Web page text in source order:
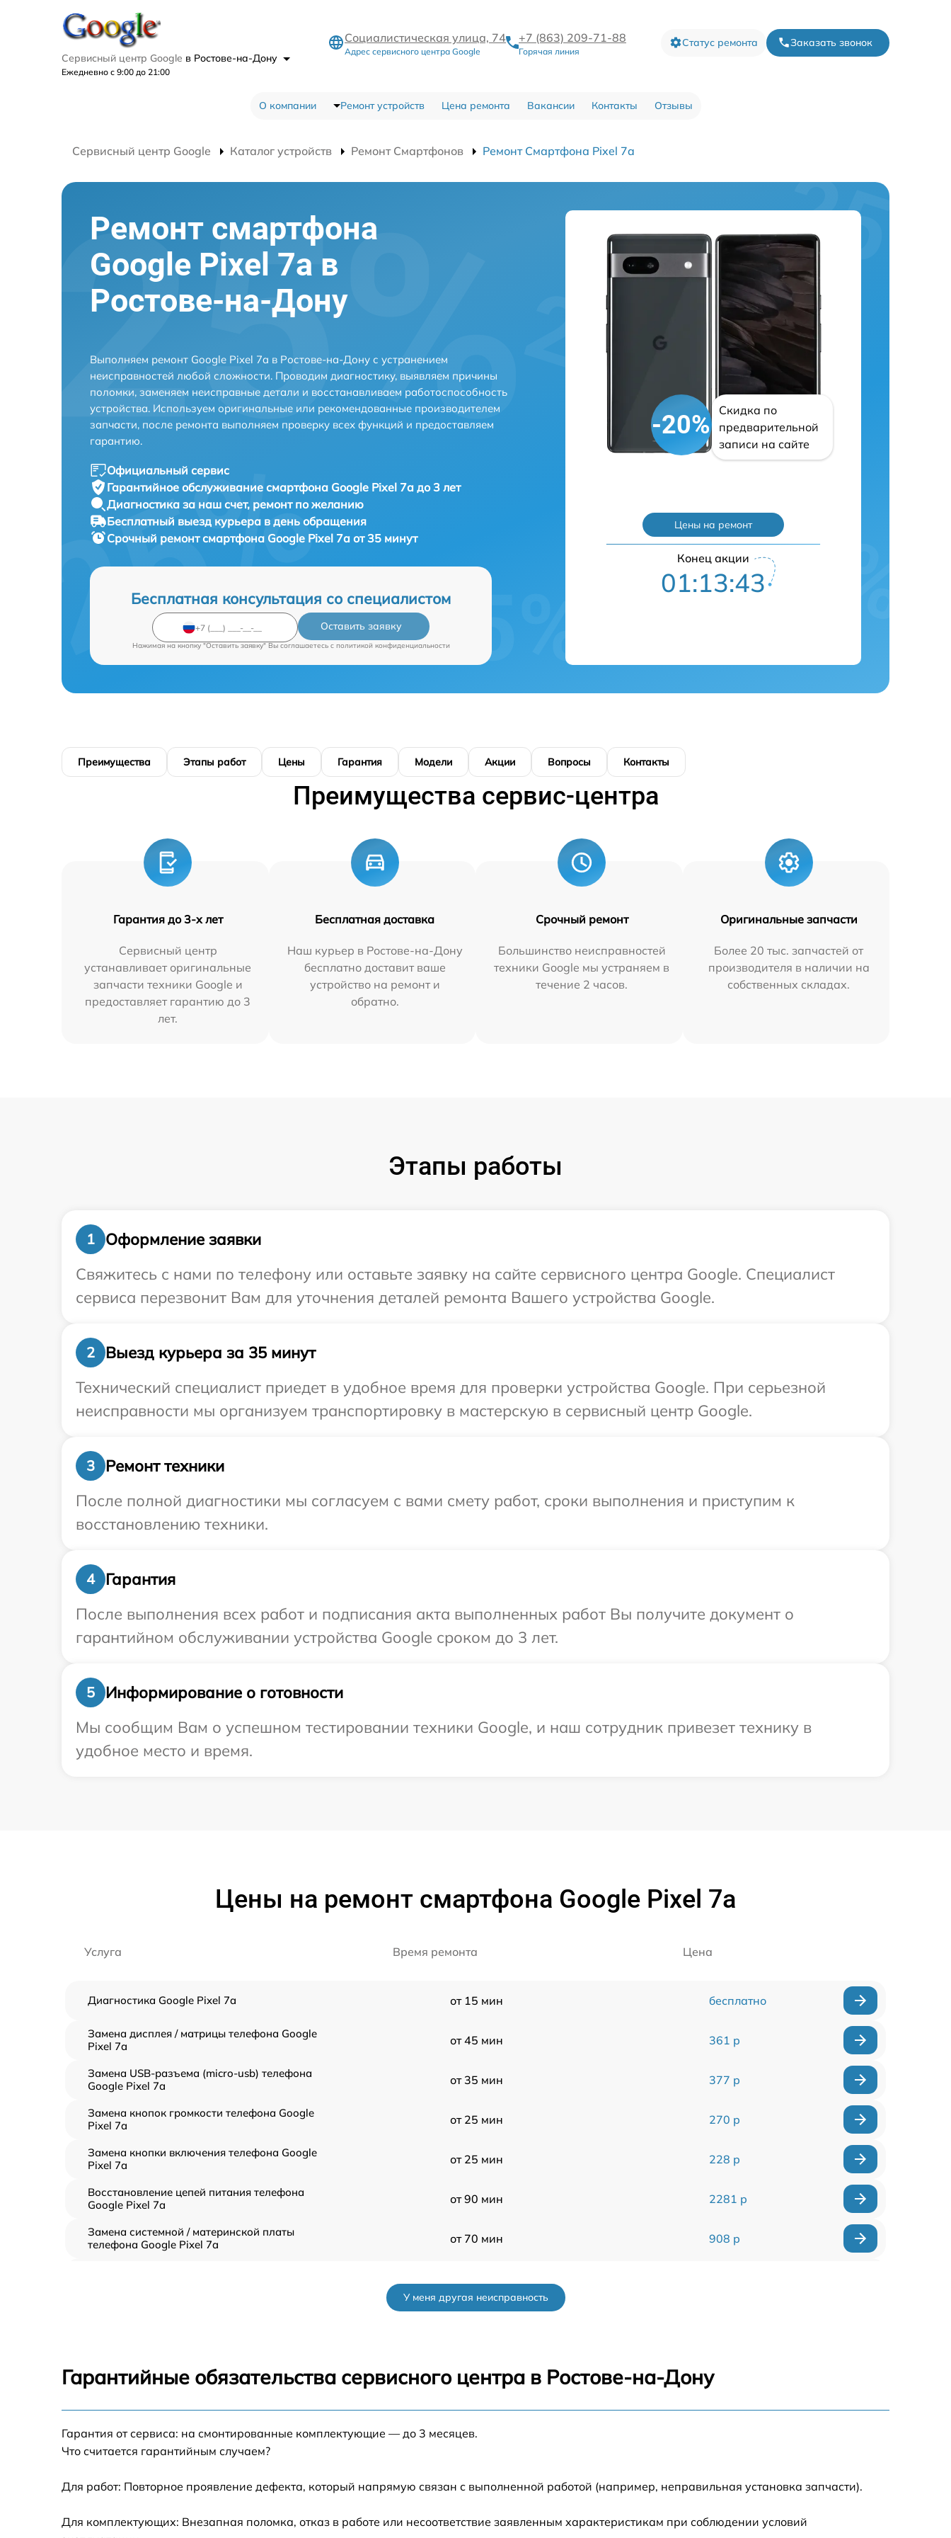
Сервисный центр Google в Ростове-на-Дону
Ежедневно с 9:00 до 21:00
Социалистическая улица, 74
Адрес сервисного центра Google
+7 (863) 209-71-88
Горячая линия
Статус ремонта Заказать звонок
О компании Ремонт устройств Цена ремонта Вакансии Контакты Отзывы
Сервисный центр Google Каталог устройств Ремонт Смартфонов Ремонт Смартфона Pixel 7a
Ремонт смартфона
Google Pixel 7a в
Ростове-на-Дону
Выполняем ремонт Google Pixel 7a в Ростове-на-Дону с устранением
неисправностей любой сложности. Проводим диагностику, выявляем причины
поломки, заменяем неисправные детали и восстанавливаем работоспособность
устройства. Используем оригинальные или рекомендованные производителем
запчасти, после ремонта выполняем проверку всех функций и предоставляем
гарантию.
Официальный сервис
Гарантийное обслуживание смартфона Google Pixel 7a до 3 лет
Диагностика за наш счет, ремонт по желанию
Бесплатный выезд курьера в день обращения
Срочный ремонтсмартфона Google Pixel 7a от 35 минут
Бесплатная консультация со специалистом
Оставить заявку
Нажимая на кнопку "Оставить заявку" Вы соглашаетесь c политикой конфиденциальности
-20%
Скидка по
предварительной
записи на сайте
Цены на ремонт
Конец акции
01:13:42
Преимущества Этапы работ Цены Гарантия Модели Акции Вопросы Контакты
Преимущества сервис-центра
Гарантия до 3-х лет
Сервисный центр
устанавливает оригинальные
запчасти техники Google и
предоставляет гарантию до 3
лет.
Бесплатная доставка
Наш курьер в Ростове-на-Дону
бесплатно доставит ваше
устройство на ремонт и
обратно.
Срочный ремонт
Большинство неисправностей
техники Google мы устраняем в
течение 2 часов.
Оригинальные запчасти
Более 20 тыс. запчастей от
производителя в наличии на
собственных складах.
Этапы работы
1
Оформление заявки
Свяжитесь с нами по телефону или оставьте заявку на сайте сервисного центра Google. Специалист
сервиса перезвонит Вам для уточнения деталей ремонта Вашего устройства Google.
2
Выезд курьера за 35 минут
Технический специалист приедет в удобное время для проверки устройства Google. При серьезной
неисправности мы организуем транспортировку в мастерскую в сервисный центр Google.
3
Ремонт техники
После полной диагностики мы согласуем с вами смету работ, сроки выполнения и приступим к
восстановлению техники.
4
Гарантия
После выполнения всех работ и подписания акта выполненных работ Вы получите документ о
гарантийном обслуживании устройства Google сроком до 3 лет.
5
Информирование о готовности
Мы сообщим Вам о успешном тестировании техники Google, и наш сотрудник привезет технику в
удобное место и время.
Цены на ремонт смартфона Google Pixel 7a
Услуга Время ремонта Цена
Диагностика Google Pixel 7a от 15 мин бесплатно
Замена дисплея / матрицы телефона Google
Pixel 7a
от 45 мин 361 р
Замена USB-разъема (micro-usb) телефона
Google Pixel 7a
от 35 мин 377 р
Замена кнопок громкости телефона Google
Pixel 7a
от 25 мин 270 р
Замена кнопки включения телефона Google
Pixel 7a
от 25 мин 228 р
Восстановление цепей питания телефона
Google Pixel 7a
от 90 мин 2281 р
Замена системной / материнской платы
телефона Google Pixel 7a
от 70 мин 908 р
Замена динамика телефона Google Pixel 7a от 40 мин
Замена корпуса телефона Google Pixel 7a от 60 мин 448 р
У меня другая неисправность
Гарантийные обязательства сервисного центра в Ростове-на-Дону
Гарантия от сервиса: на смонтированные комплектующие — до 3 месяцев.
Что считается гарантийным случаем?
Для работ: Повторное проявление дефекта, который напрямую связан с выполненной работой (например, неправильная установка запчасти).
Для комплектующих: Внезапная поломка, отказ в работе или несоответствие заявленным характеристикам при соблюдении условий